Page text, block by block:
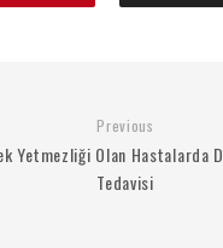
Previous
Yetmezliği Olan Hastalarda
Tedavisi